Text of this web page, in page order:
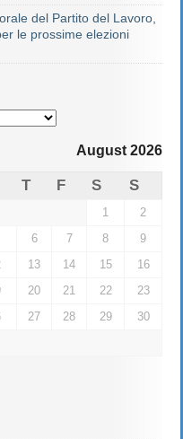
del Partito del Lavoro,
le prossime elezioni
August 2026
T F S S
1
2
6 7 8
9
13 14 15
16
20 21 22
23
27 28 29
30